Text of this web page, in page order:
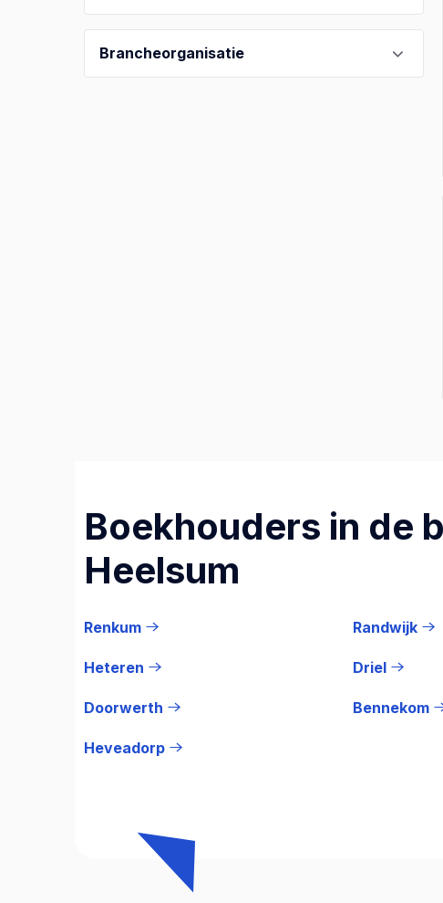
Brancheorganisatie
Boekhouders in de
Heelsum
Renkum
Heteren
Doorwerth
Heveadorp
Randwijk
Driel
Bennekom